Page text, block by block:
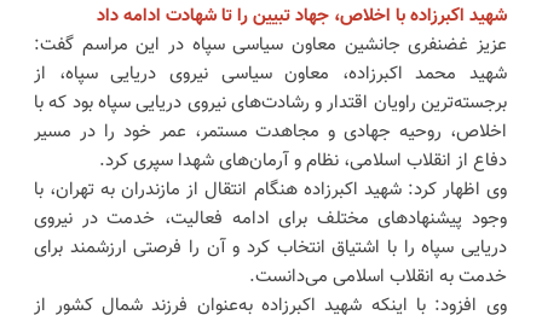
شهید اکبرزاده با اخلاص، جهاد تبیین را تا شهادت ادامه داد
عزیز غضنفری جانشین معاون سیاسی سپاه در این مراسم گفت:
شهید محمد اکبرزاده، معاون سیاسی نیروی دریایی سپاه، از
برجسته‌ترین راویان اقتدار و رشادت‌های نیروی دریایی سپاه بود که با
اخلاص، روحیه جهادی و مجاهدت مستمر، عمر خود را در مسیر
دفاع از انقلاب اسلامی، نظام و آرمان‌های شهدا سپری کرد.
وی اظهار کرد: شهید اکبرزاده هنگام انتقال از مازندران به تهران، با
وجود پیشنهاد‌های مختلف برای ادامه فعالیت، خدمت در نیروی
دریایی سپاه را با اشتیاق انتخاب کرد و آن را فرصتی ارزشمند برای
خدمت به انقلاب اسلامی می‌دانست.
وی افزود: با اینکه شهید اکبرزاده به‌عنوان فرزند شمال کشور از